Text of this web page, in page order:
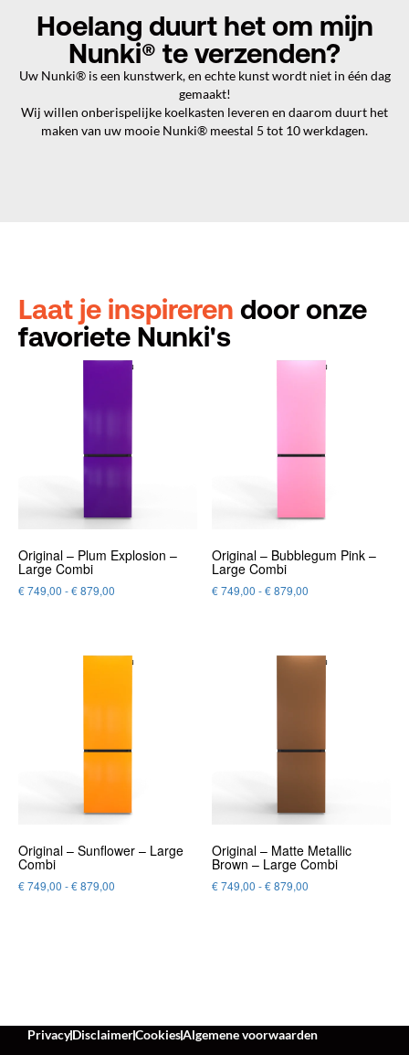
Hoelang duurt het om mijn
Nunki® te verzenden?
Uw Nunki® is een kunstwerk, en echte kunst wordt niet in één dag
gemaakt!
Wij willen onberispelijke koelkasten leveren en daarom duurt het
maken van uw mooie Nunki® meestal 5 tot 10 werkdagen.
Laat je inspireren door onze
favoriete Nunki's
Original – Plum Explosion –
Large Combi
€749,00 -€879,00
Original – Bubblegum Pink –
Large Combi
€749,00 -€879,00
Original – Sunflower – Large
Combi
€749,00 -€879,00
Original – Matte Metallic
Brown – Large Combi
€749,00 -€879,00
PrivacyDisclaimerCookiesAlgemene voorwaarden